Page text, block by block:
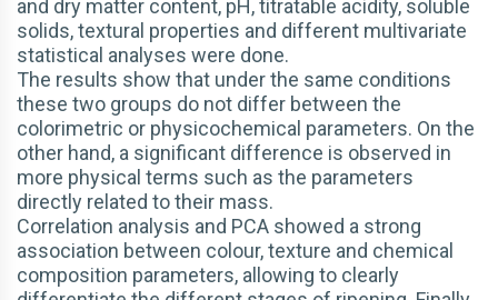
and dry matter content, pH, titratable acidity, soluble
solids, textural properties and different multivariate
statistical analyses were done.
The results show that under the same conditions
these two groups do not differ between the
colorimetric or physicochemical parameters. On the
other hand, a significant difference is observed in
more physical terms such as the parameters
directly related to their mass.
Correlation analysis and PCA showed a strong
association between colour, texture and chemical
composition parameters, allowing to clearly